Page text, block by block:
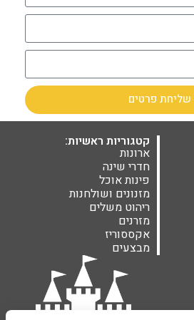
שליחת פרטים
קטגוריות ראשיות:
ארונות
חדרי שינה
פינות אוכל
מזנונים ושולחנות
ריהוט משלים
מזרנים
אקססוריז
מבצעים